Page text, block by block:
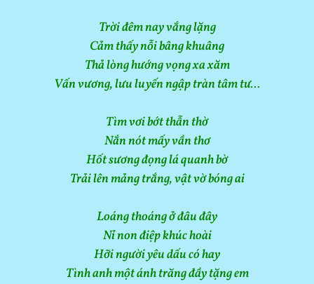
Trời đêm nay vắng lặng
Cảm thấy nỗi bâng khuâng
Thả lòng hướng vọng xa xăm
Vấn vương, lưu luyến ngập tràn tâm tư…
Tìm vơi bớt thẫn thờ
Nắn nót mấy vần thơ
Hốt sương đọng lá quanh bờ
Trải lên mảng trắng, vật vờ bóng ai
Loáng thoáng ở đâu đây
Nỉ non điệp khúc hoài
Hỡi người yêu dấu có hay
Tình anh một ánh trăng đầy tặng em